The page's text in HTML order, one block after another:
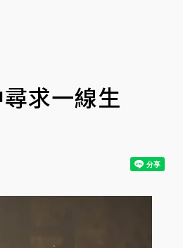
求一線生